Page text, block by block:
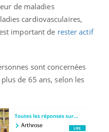
de maladies
cardiovasculaires,
important de rester actif
sont concernées
de 65 ans, selon les